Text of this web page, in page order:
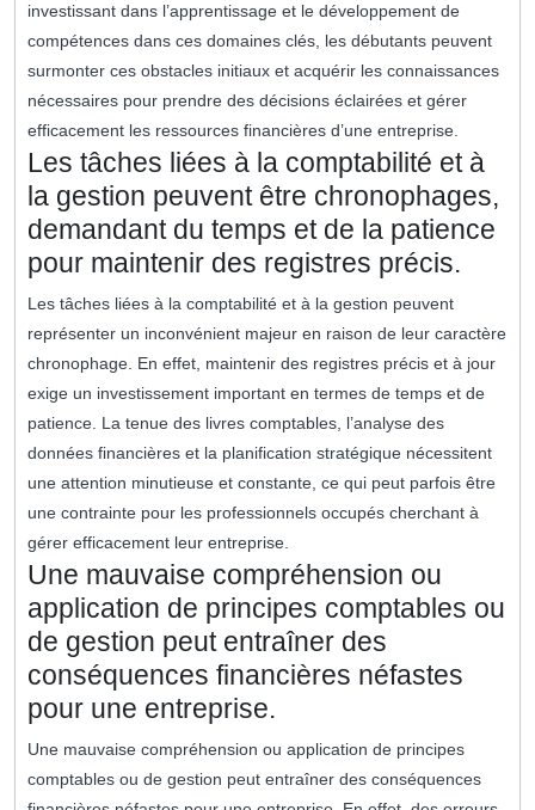
investissant dans l’apprentissage et le développement de
compétences dans ces domaines clés, les débutants peuvent
surmonter ces obstacles initiaux et acquérir les connaissances
nécessaires pour prendre des décisions éclairées et gérer
efficacement les ressources financières d’une entreprise.
Les tâches liées à la comptabilité et à
la gestion peuvent être chronophages,
demandant du temps et de la patience
pour maintenir des registres précis.
Les tâches liées à la comptabilité et à la gestion peuvent
représenter un inconvénient majeur en raison de leur caractère
chronophage. En effet, maintenir des registres précis et à jour
exige un investissement important en termes de temps et de
patience. La tenue des livres comptables, l’analyse des
données financières et la planification stratégique nécessitent
une attention minutieuse et constante, ce qui peut parfois être
une contrainte pour les professionnels occupés cherchant à
gérer efficacement leur entreprise.
Une mauvaise compréhension ou
application de principes comptables ou
de gestion peut entraîner des
conséquences financières néfastes
pour une entreprise.
Une mauvaise compréhension ou application de principes
comptables ou de gestion peut entraîner des conséquences